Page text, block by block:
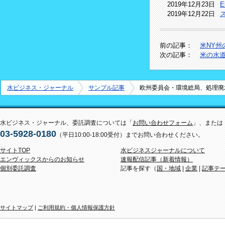
2019年12月23日
2019年12月22日
前の記事：
米NY州
次の記事：
米の水
水ビジネス・ジャーナル サンプル記事 欧州委員会・環境総局、処理
水ビジネス・ジャーナル、委託調査については「 お問い合わせフォーム 」、または
03-5928-0180 （平日10:00-18:00受付）までお問い合わせください。
サイトTOP
エンヴィックスからのお知らせ
個別委託調査
水ビジネスジャーナルについて
速報配信記事（新着情報）
記事を探す（ 国・地域 企業 記事テ
サイトマップ| ご利用規約・個人情報保護方針